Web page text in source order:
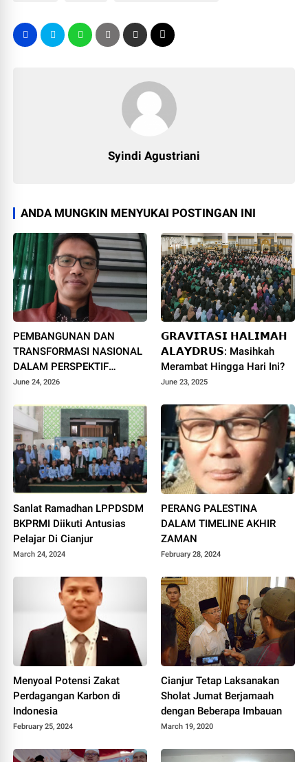
Syindi Agustriani
ANDA MUNGKIN MENYUKAI POSTINGAN INI
PEMBANGUNAN DAN
TRANSFORMASI NASIONAL
DALAM PERSPEKTIF
AJARAN ISLAM: Studi Kritis
Transformasi Bangsa Karya
Prabowo Subianto Menurut
Nilai-nilai Maqashid Syariah
June 24, 2026
𝗚𝗥𝗔𝗩𝗜𝗧𝗔𝗦𝗜 𝗛𝗔𝗟𝗜𝗠𝗔𝗛
𝗔𝗟𝗔𝗬𝗗𝗥𝗨𝗦: Masihkah
Merambat Hingga Hari Ini?
June 23, 2025
Sanlat Ramadhan LPPDSDM
BKPRMI Diikuti Antusias
Pelajar Di Cianjur
March 24, 2024
PERANG PALESTINA
DALAM TIMELINE AKHIR
ZAMAN
February 28, 2024
Menyoal Potensi Zakat
Perdagangan Karbon di
Indonesia
February 25, 2024
Cianjur Tetap Laksanakan
Sholat Jumat Berjamaah
dengan Beberapa Imbauan
March 19, 2020